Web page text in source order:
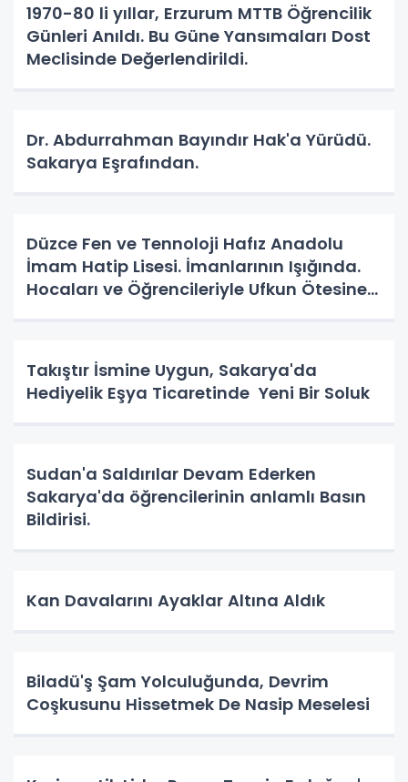
1970-80 li yıllar, Erzurum MTTB Öğrencilik
Günleri Anıldı. Bu Güne Yansımaları Dost
Meclisinde Değerlendirildi.
Dr. Abdurrahman Bayındır Hak'a Yürüdü.
Sakarya Eşrafından.
Düzce Fen ve Tennoloji Hafız Anadolu
İmam Hatip Lisesi. İmanlarının Işığında.
Hocaları ve Öğrencileriyle Ufkun Ötesine
Takıştır İsmine Uygun, Sakarya'da
Hediyelik Eşya Ticaretinde Yeni Bir Soluk
Sudan'a Saldırılar Devam Ederken
Sakarya'da öğrencilerinin anlamlı Basın
Bildirisi.
Kan Davalarını Ayaklar Altına Aldık
Biladü'ş Şam Yolculuğunda, Devrim
Coşkusunu Hissetmek De Nasip Meselesi